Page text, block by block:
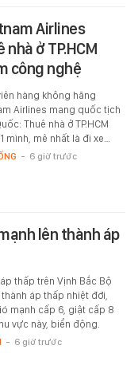
Airlines
ở TP.HCM
công nghệ
hàng không hãng
Airlines mang quốc tịch
Thuê nhà ở TP.HCM
mình, mê nhất là đi xe…
- 6 giờ trước
lên thành áp
thấp trên Vịnh Bắc Bộ
áp thấp nhiệt đới,
mạnh cấp 6, giật cấp 8
vực này, biển động.
- 6 giờ trước